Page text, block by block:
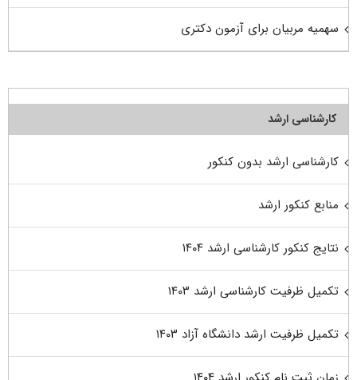
سهمیه مربیان برای آزمون دکتری
کارشناسی ارشد
کارشناسی ارشد بدون کنکور
منابع کنکور ارشد
نتایج کنکور کارشناسی ارشد ۱۴۰۴
تکمیل ظرفیت کارشناسی ارشد ۱۴۰۳
تکمیل ظرفیت ارشد دانشگاه آزاد ۱۴۰۳